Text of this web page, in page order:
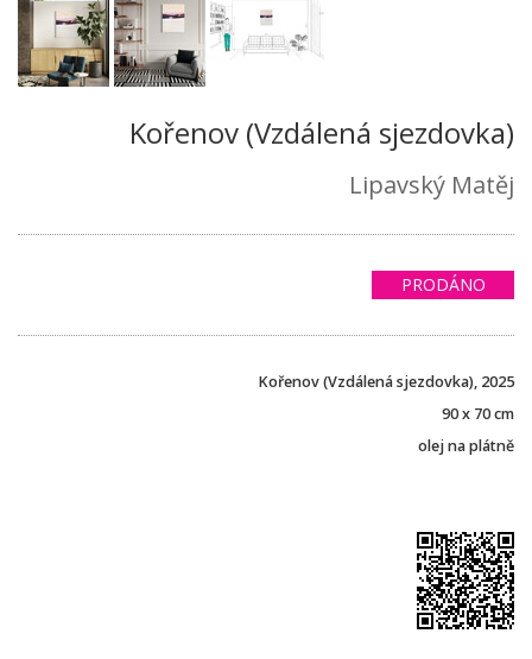
Kořenov (Vzdálená sjezdovka)
Lipavský Matěj
PRODÁNO
Kořenov (Vzdálená sjezdovka), 2025
90 x 70 cm
olej na plátně